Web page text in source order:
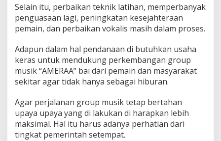
Selain itu, perbaikan teknik latihan, memperbanyak
penguasaan lagi, peningkatan kesejahteraan
pemain, dan perbaikan vokalis masih dalam proses.
Adapun dalam hal pendanaan di butuhkan usaha
keras untuk mendukung perkembangan group
musik “AMERAA” bai dari pemain dan masyarakat
sekitar agar tidak hanya sebagai hiburan.
Agar perjalanan group musik tetap bertahan
upaya upaya yang di lakukan di harapkan lebih
maksimal. Hal itu harus adanya perhatian dari
tingkat pemerintah setempat.